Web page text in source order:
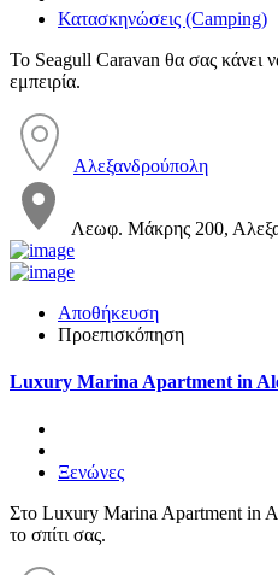
Κατασκηνώσεις (Camping)
Το Seagull Caravan θα σας κάνει
εμπειρία.
Αλεξανδρούπολη
Λεωφ. Μάκρης 200,
Αποθήκευση
Προεπισκόπηση
Luxury Marina Apartment in
Ξενώνες
Στο Luxury Marina Apartment in
το σπίτι σας.